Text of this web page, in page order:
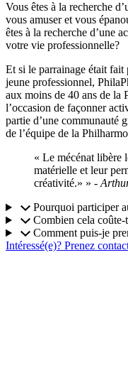
Vous êtes à la recherche
vous amuser et vous
êtes à la recherche d’une
votre vie professionnelle?
Et si le parrainage était
jeune professionnel,
aux moins de 40 ans de la
l’occasion de façonner
partie d’une communauté
de l’équipe de la
« Le mécénat libère
matérielle et leur
créativité.» » -
Pourquoi participer
Combien cela coûte-
Comment puis-je
Intéressé(e)? Prenez